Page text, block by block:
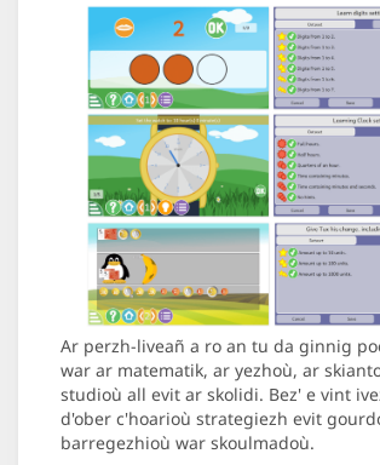
Ar perzh-liveañ a ro an tu da ginnig
war ar matematik, ar yezhoù, ar
studioù all evit ar skolidi. Bez' e vint
d'ober c'hoarioù strategiezh evit
barregezhioù war skoulmadoù.